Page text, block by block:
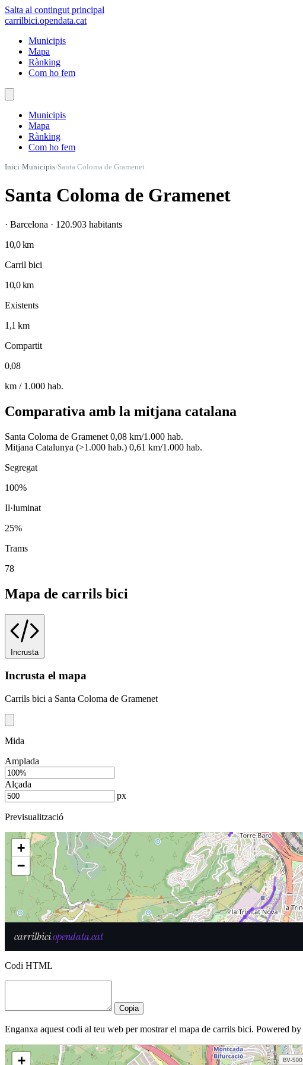
Salta al contingut principal
carrilbici.opendata.cat
Municipis
Mapa
Rànking
Com ho fem
Municipis
Mapa
Rànking
Com ho fem
Inici›Municipis›Santa Coloma de Gramenet
Santa Coloma de Gramenet
· Barcelona · 120.903 habitants
10,0 km
Carril bici
10,0 km
Existents
1,1 km
Compartit
0,08
km / 1.000 hab.
Comparativa amb la mitjana catalana
Santa Coloma de Gramenet 0,08 km/1.000 hab.
Mitjana Catalunya (>1.000 hab.) 0,61 km/1.000 hab.
Segregat
100%
Il·luminat
25%
Trams
78
Mapa de carrils bici
Incrusta
Incrusta el mapa
Carrils bici a Santa Coloma de Gramenet
Mida
Amplada
Alçada
px
Previsualització
Codi HTML
Copia
Enganxa aquest codi al teu web per mostrar el mapa de carrils bici. Powered by
+